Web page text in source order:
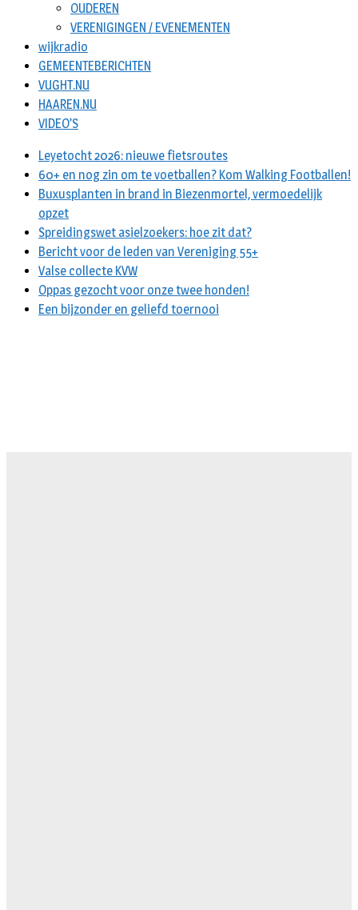
OUDEREN
VERENIGINGEN / EVENEMENTEN
wijkradio
GEMEENTEBERICHTEN
VUGHT.NU
HAAREN.NU
VIDEO’S
Leyetocht 2026: nieuwe fietsroutes
60+ en nog zin om te voetballen? Kom Walking Footballen!
Buxusplanten in brand in Biezenmortel, vermoedelijk
opzet
Spreidingswet asielzoekers: hoe zit dat?
Bericht voor de leden van Vereniging 55+
Valse collecte KVW
Oppas gezocht voor onze twee honden!
Een bijzonder en geliefd toernooi